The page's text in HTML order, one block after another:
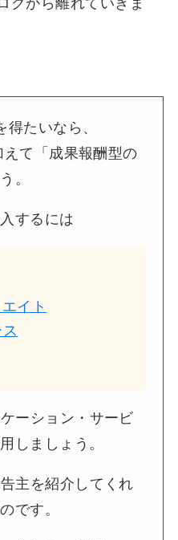
たいなら、
て「成果報酬型の
。
するには
イト
ーション・サービ
しましょう。
主を紹介してくれ
です。